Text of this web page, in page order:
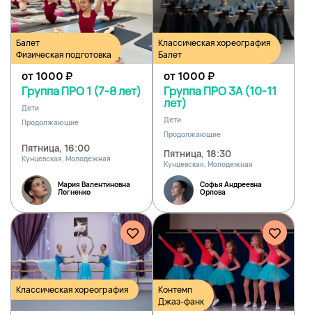
Балет
Физическая подготовка
от 1000₽
Группа ПРО 1 (7-8 лет)
Дети
Продолжающие
Пятница, 16:00
Кунцевская, Молодежная
Мария Валентиновна
Логненко
Классическая хореография
Балет
от 1000₽
Группа ПРО 3А (10-11
лет)
Дети
Продолжающие
Пятница, 18:30
Кунцевская, Молодежная
Софья Андреевна
Орлова
Классическая хореография
Контемп
Джаз-фанк